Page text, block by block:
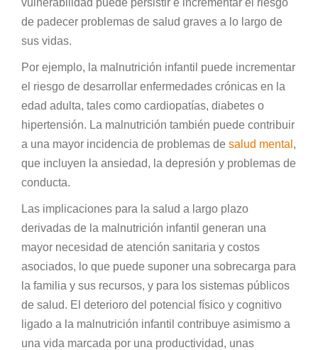
de padecer problemas de salud graves a lo largo de
sus vidas.
Por ejemplo, la malnutrición infantil puede incrementar
el riesgo de desarrollar enfermedades crónicas en la
edad adulta, tales como cardiopatías, diabetes o
hipertensión. La malnutrición también puede contribuir
a una mayor incidencia de problemas de salud mental ,
que incluyen la ansiedad, la depresión y problemas de
conducta.
Las implicaciones para la salud a largo plazo
derivadas de la malnutrición infantil generan una
mayor necesidad de atención sanitaria y costos
asociados, lo que puede suponer una sobrecarga para
la familia y sus recursos, y para los sistemas públicos
de salud. El deterioro del potencial físico y cognitivo
ligado a la malnutrición infantil contribuye asimismo a
una vida marcada por una productividad, unas